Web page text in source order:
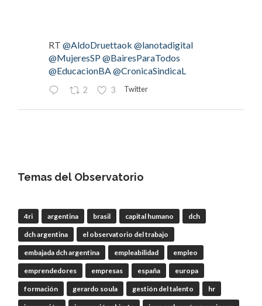
RT @AldoDruettaok @lanotadigital
@MujeresSP@BairesParaTodos
@EducacionBA @CronicaSindicaL
2 3 Twitter
Orgánica del#BCRA
RT@lanotadigital@La_Bancaria
@AldoDruettaok@misionesptodos
@SergioOPalazzo @BairesParaTodos
@uniglobalunion
2 2 Twitter
Temas del Observatorio
4ri argentina brasil capital humano dch
dch argentina el observatorio del trabajo
embajada dch argentina empleabilidad empleo
emprendedores empresas españa europa
formación gerardo soula gestión del talento hr